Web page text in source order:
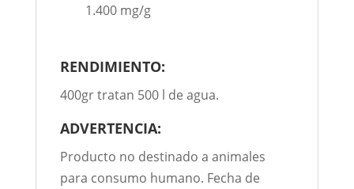
1.400 mg/g
RENDIMIENTO:
400gr tratan 500 l de agua.
ADVERTENCIA:
Producto no destinado a animales
para consumo humano. Fecha de